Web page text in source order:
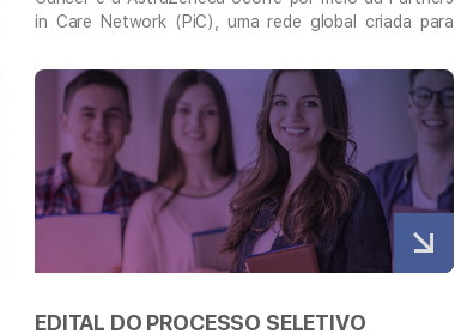
in Care Network (PiC), uma rede global criada para
centros de excelência em pesquisa clínica. A Liga,
como membro fundador da PiC, integra um modelo de
colaboração a longo prazo, com …
Continued
Veja mais
EDITAL DO PROCESSO SELETIVO